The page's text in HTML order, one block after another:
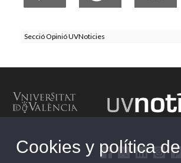
Secció Opinió UVNoticies
Cookies y política de